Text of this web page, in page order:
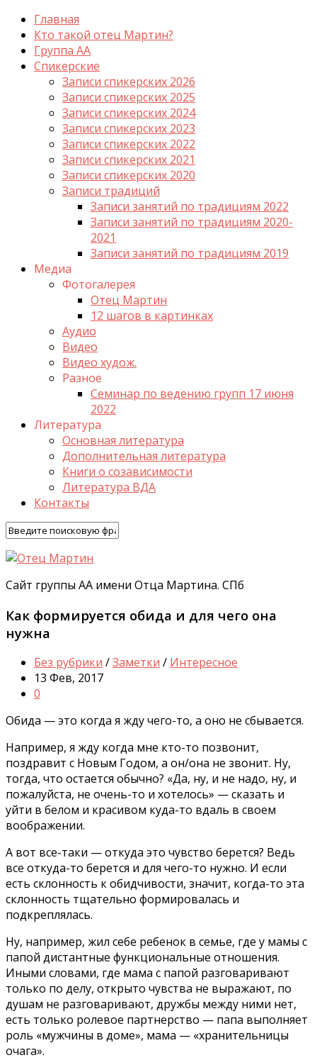
Главная
Кто такой отец Мартин?
Группа АА
Спикерские
Записи спикерских 2026
Записи спикерских 2025
Записи спикерских 2024
Записи спикерских 2023
Записи спикерских 2022
Записи спикерских 2021
Записи спикерских 2020
Записи традиций
Записи занятий по традициям 2022
Записи занятий по традициям 2020-
2021
Записи занятий по традициям 2019
Медиа
Фотогалерея
Отец Мартин
12 шагов в картинках
Аудио
Видео
Видео худож.
Разное
Семинар по ведению групп 17 июня
2022
Литература
Основная литература
Дополнительная литература
Книги о созависимости
Литература ВДА
Контакты
Сайт группы АА имени Отца Мартина. СПб
Как формируется обида и для чего она
нужна
Без рубрики /Заметки / Интересное
13 Фев, 2017
0
Обида — это когда я жду чего-то, а оно не сбывается.
Например, я жду когда мне кто-то позвонит,
поздравит с Новым Годом, а он/она не звонит. Ну,
тогда, что остается обычно? «Да, ну, и не надо, ну, и
пожалуйста, не очень-то и хотелось» — сказать и
уйти в белом и красивом куда-то вдаль в своем
воображении.
А вот все-таки — откуда это чувство берется? Ведь
все откуда-то берется и для чего-то нужно. И если
есть склонность к обидчивости, значит, когда-то эта
склонность тщательно формировалась и
подкреплялась.
Ну, например, жил себе ребенок в семье, где у мамы с
папой дистантные функциональные отношения.
Иными словами, где мама с папой разговаривают
только по делу, открыто чувства не выражают, по
душам не разговаривают, дружбы между ними нет,
есть только ролевое партнерство — папа выполняет
роль «мужчины в доме», мама — «хранительницы
очага».